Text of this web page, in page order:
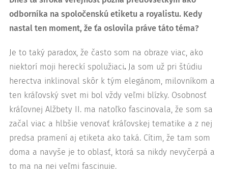
odborníka na spoločenskú etiketu a royalistu. Kedy
nastal ten moment, že ťa oslovila práve táto téma?
Je to taký paradox, že často som na obraze viac, ako
niektorí moji hereckí spolužiaci. Ja som už pri štúdiu
herectva inklinoval skôr k tým elegánom, milovníkom a
ten kráľovský svet mi bol vždy veľmi blízky. Osobnosť
kráľovnej Alžbety II. ma natoľko fascinovala, že som sa
začal viac a hlbšie venovať kráľovskej tematike a z nej
predsa pramení aj etiketa ako taká. Cítim, že tam som
doma a navyše je to oblasť, ktorá sa nikdy nevyčerpá a
to ma na nej veľmi fascinuje.